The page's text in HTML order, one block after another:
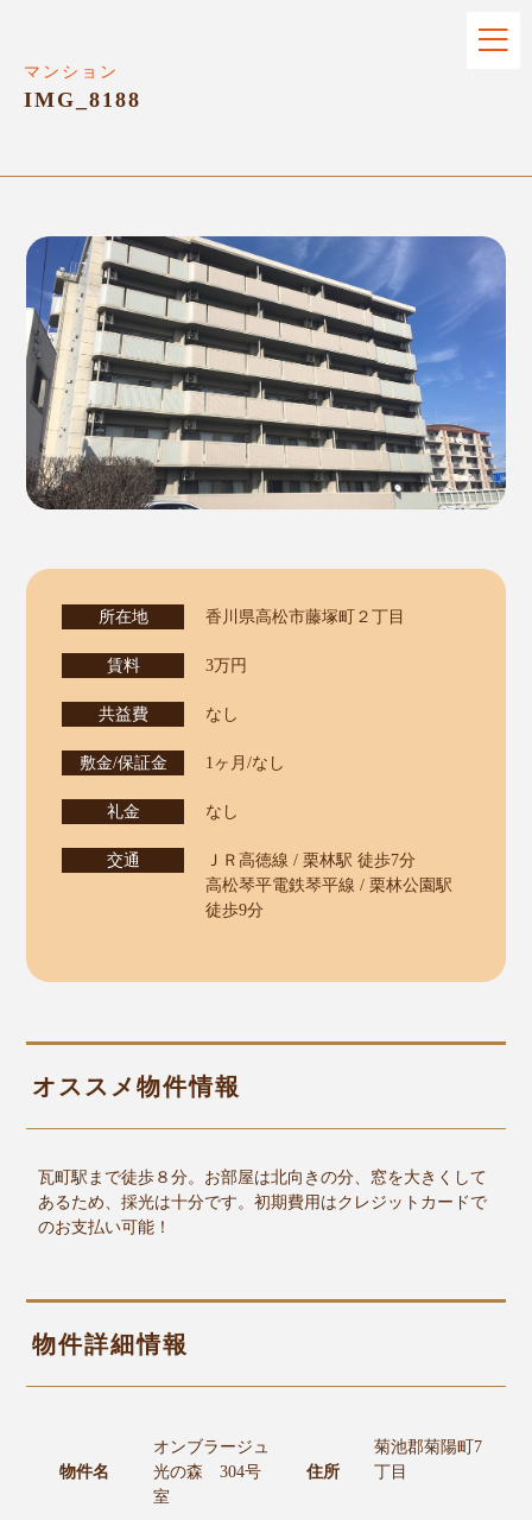
マンション
IMG_8188
所在地 香川県高松市藤塚町２丁目
賃料 3万円
共益費 なし
敷金/保証金 1ヶ月/なし
礼金 なし
交通
ＪＲ高徳線 / 栗林駅 徒歩7分
高松琴平電鉄琴平線 / 栗林公園駅
徒歩9分
オススメ物件情報
瓦町駅まで徒歩８分。お部屋は北向きの分、窓を大きくして
あるため、採光は十分です。初期費用はクレジットカードで
のお支払い可能！
物件詳細情報
物件名
オンブラージュ
光の森 304号
室
住所
菊池郡菊陽町7
丁目